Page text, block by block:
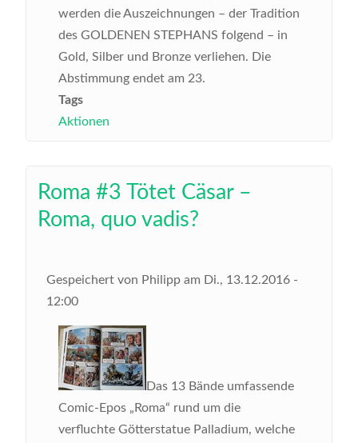
werden die Auszeichnungen – der Tradition
des GOLDENEN STEPHANS folgend – in
Gold, Silber und Bronze verliehen. Die
Abstimmung endet am 23.
Tags
Aktionen
Roma #3 Tötet Cäsar –
Roma, quo vadis?
Gespeichert von Philipp am Di., 13.12.2016 -
12:00
Das 13 Bände umfassende
Comic-Epos „Roma“ rund um die
verfluchte Götterstatue Palladium, welche